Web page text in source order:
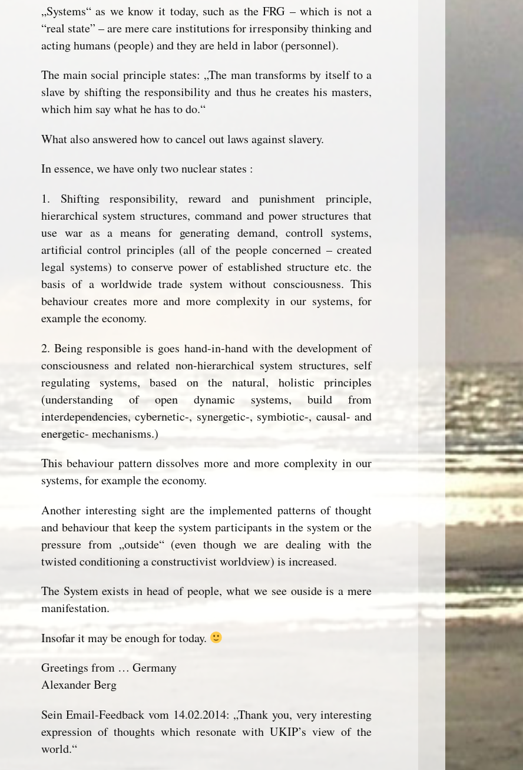
„Systems“ as we know it today, such as the FRG – which is not a
“real state” – are mere care institutions for irresponsiby thinking and
acting humans (people) and they are held in labor (personnel).
The main social principle states: „The man transforms by itself to a
slave by shifting the responsibility and thus he creates his masters,
which him say what he has to do.“
What also answered how to cancel out laws against slavery.
In essence, we have only two nuclear states :
1. Shifting responsibility, reward and punishment principle,
hierarchical system structures, command and power structures that
use war as a means for generating demand, controll systems,
artificial control principles (all of the people concerned – created
legal systems) to conserve power of established structure etc. the
basis of a worldwide trade system without consciousness. This
behaviour creates more and more complexity in our systems, for
example the economy.
2. Being responsible is goes hand-in-hand with the development of
consciousness and related non-hierarchical system structures, self
regulating systems, based on the natural, holistic principles
(understanding of open dynamic systems, build from
interdependencies, cybernetic-, synergetic-, symbiotic-, causal- and
energetic- mechanisms.)
This behaviour pattern dissolves more and more complexity in our
systems, for example the economy.
Another interesting sight are the implemented patterns of thought
and behaviour that keep the system participants in the system or the
pressure from „outside“ (even though we are dealing with the
twisted conditioning a constructivist worldview) is increased.
The System exists in head of people, what we see ouside is a mere
manifestation.
Insofar it may be enough for today.
Greetings from … Germany
Alexander Berg
Sein Email-Feedback vom 14.02.2014: „Thank you, very interesting
expression of thoughts which resonate with UKIP’s view of the
world.“